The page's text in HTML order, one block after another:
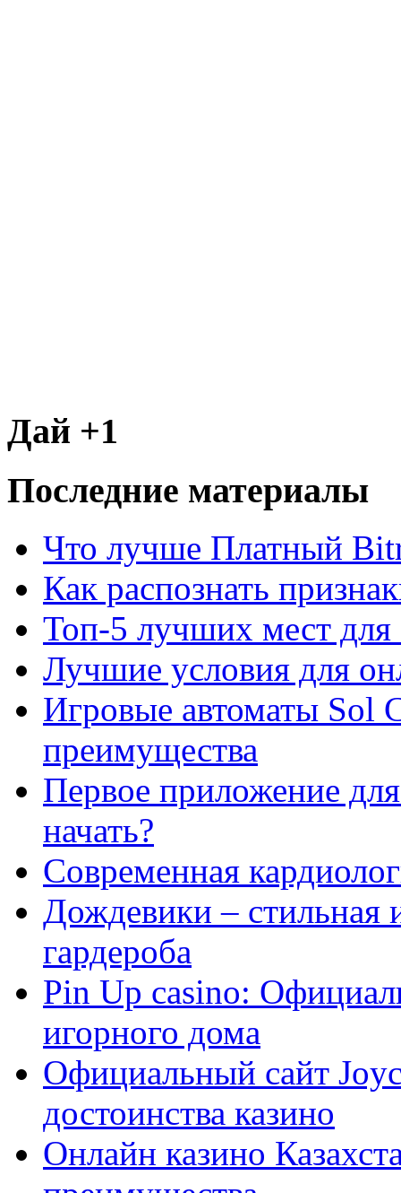
Дай +1
Последние материалы
Что лучше Платный
Как распознать
Топ-5 лучших мест для
Лучшие условия для
Игровые автоматы Sol
преимущества
Первое приложение
начать?
Современная
Дождевики – стильная
гардероба
Pin Up casino:
игорного дома
Официальный сайт
достоинства казино
Онлайн казино